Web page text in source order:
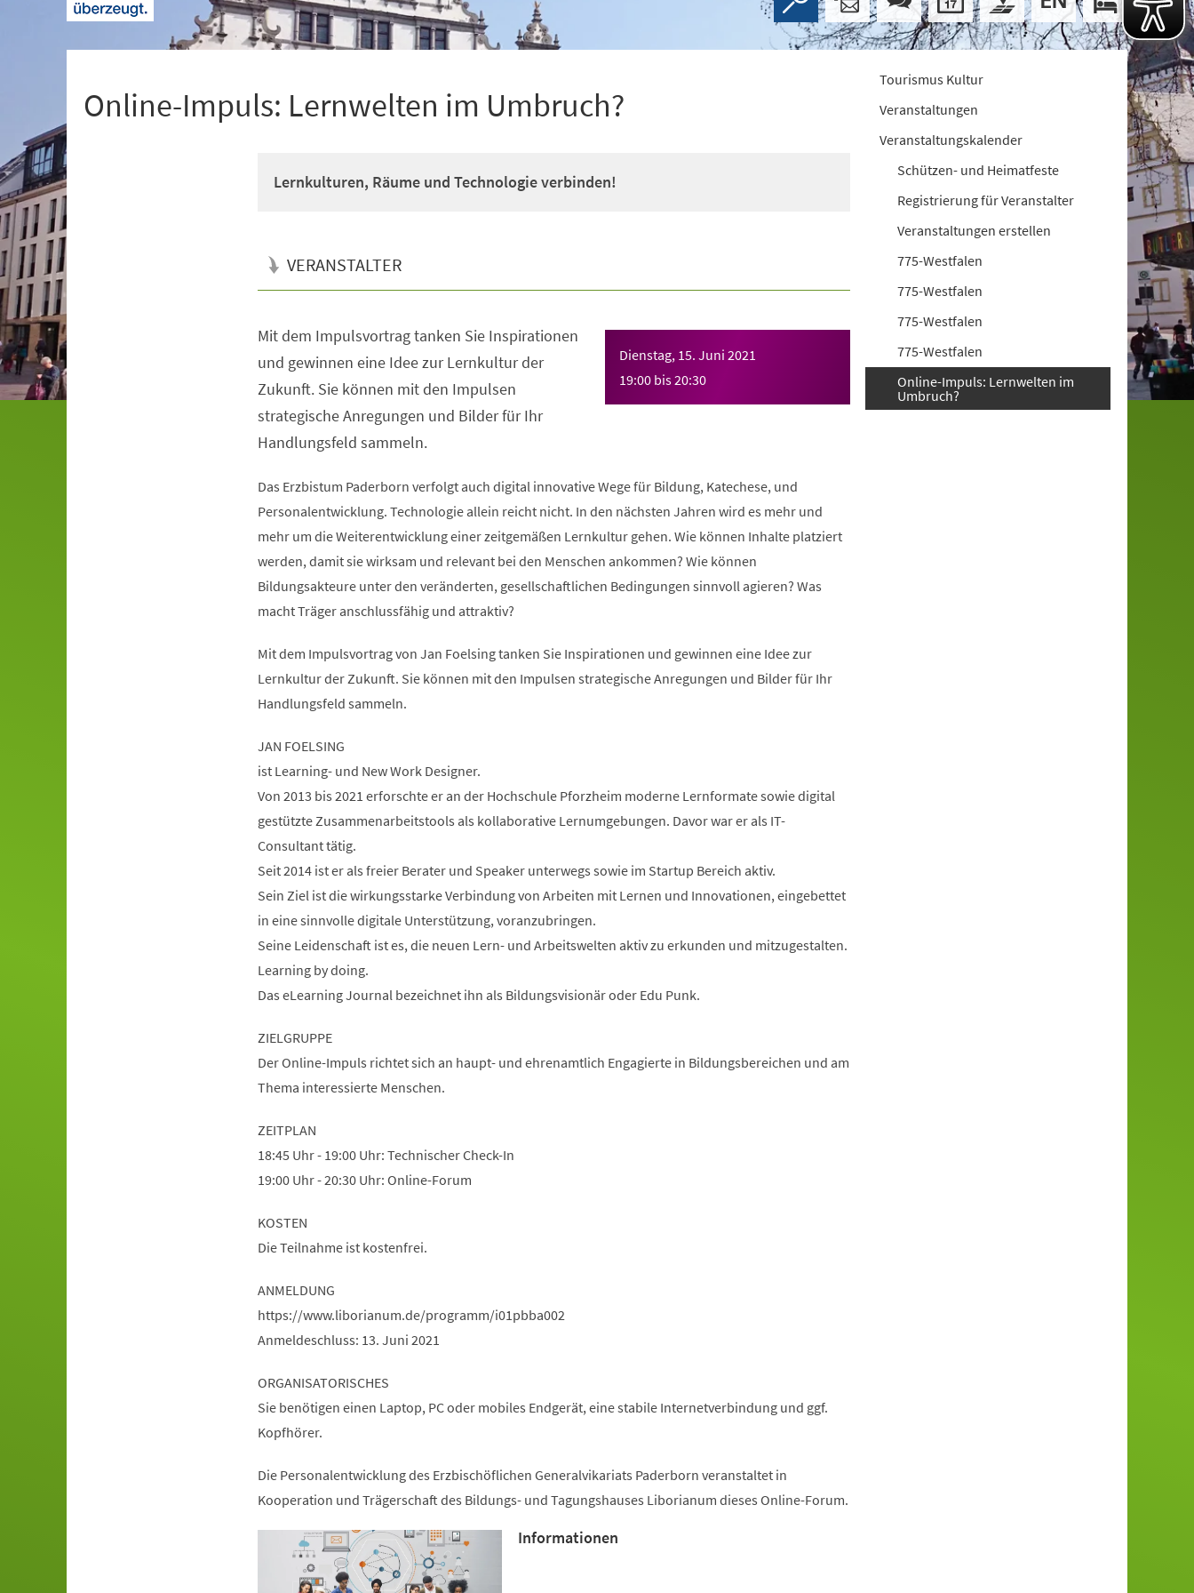
Online-Impuls: Lernwelten im Umbruch?
Lernkulturen, Räume und Technologie verbinden!
VERANSTALTER
Dienstag, 15. Juni 2021
19:00 bis20:30
Mit dem Impulsvortrag tanken Sie Inspirationen
und gewinnen eine Idee zur Lernkultur der
Zukunft. Sie können mit den Impulsen
strategische Anregungen und Bilder für Ihr
Handlungsfeld sammeln.
Das Erzbistum Paderborn verfolgt auch digital innovative Wege für Bildung, Katechese, und
Personalentwicklung. Technologie allein reicht nicht. In den nächsten Jahren wird es mehr und
mehr um die Weiterentwicklung einer zeitgemäßen Lernkultur gehen. Wie können Inhalte platziert
werden, damit sie wirksam und relevant bei den Menschen ankommen? Wie können
Bildungsakteure unter den veränderten, gesellschaftlichen Bedingungen sinnvoll agieren? Was
macht Träger anschlussfähig und attraktiv?
Mit dem Impulsvortrag von Jan Foelsing tanken Sie Inspirationen und gewinnen eine Idee zur
Lernkultur der Zukunft. Sie können mit den Impulsen strategische Anregungen und Bilder für Ihr
Handlungsfeld sammeln.
JAN FOELSING
ist Learning- und New Work Designer.
Von 2013 bis 2021 erforschte er an der Hochschule Pforzheim moderne Lernformate sowie digital
gestützte Zusammenarbeitstools als kollaborative Lernumgebungen. Davor war er als IT-
Consultant tätig.
Seit 2014 ist er als freier Berater und Speaker unterwegs sowie im Startup Bereich aktiv.
Sein Ziel ist die wirkungsstarke Verbindung von Arbeiten mit Lernen und Innovationen, eingebettet
in eine sinnvolle digitale Unterstützung, voranzubringen.
Seine Leidenschaft ist es, die neuen Lern- und Arbeitswelten aktiv zu erkunden und mitzugestalten.
Learning by doing.
Das eLearning Journal bezeichnet ihn als Bildungsvisionär oder Edu Punk.
ZIELGRUPPE
Der Online-Impuls richtet sich an haupt- und ehrenamtlich Engagierte in Bildungsbereichen und am
Thema interessierte Menschen.
ZEITPLAN
18:45 Uhr - 19:00 Uhr: Technischer Check-In
19:00 Uhr - 20:30 Uhr: Online-Forum
KOSTEN
Die Teilnahme ist kostenfrei.
ANMELDUNG
https://www.liborianum.de/programm/i01pbba002
Anmeldeschluss: 13. Juni 2021
ORGANISATORISCHES
Sie benötigen einen Laptop, PC oder mobiles Endgerät, eine stabile Internetverbindung und ggf.
Kopfhörer.
Die Personalentwicklung des Erzbischöflichen Generalvikariats Paderborn veranstaltet in
Kooperation und Trägerschaft des Bildungs- und Tagungshauses Liborianum dieses Online-Forum.
Informationen
Tourismus Kultur
Veranstaltungen
Veranstaltungskalender
Schützen- und Heimatfeste
Registrierung für Veranstalter
Veranstaltungen erstellen
775-Westfalen
775-Westfalen
775-Westfalen
775-Westfalen
Online-Impuls: Lernwelten im
Umbruch?